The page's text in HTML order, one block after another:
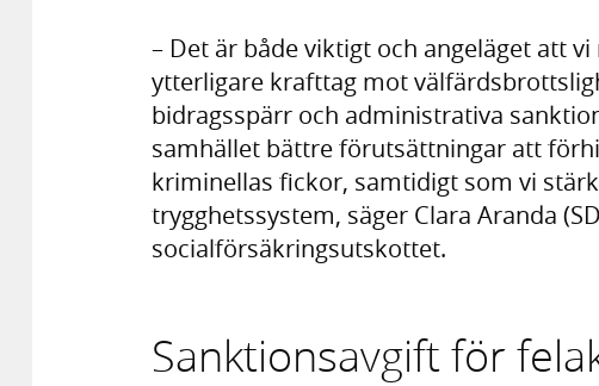
– Det är både viktigt och angeläget att
ytterligare krafttag mot
bidragsspärr och administrativa
samhället bättre förutsättningar att
kriminellas fickor, samtidigt som vi
trygghetssystem, säger Clara Aranda
socialförsäkringsutskottet.
Sanktionsavgift för